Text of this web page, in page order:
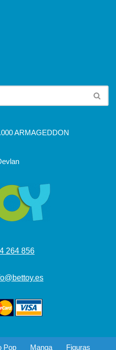
ARMAGEDDON
264 856
Pop Manga Figuras